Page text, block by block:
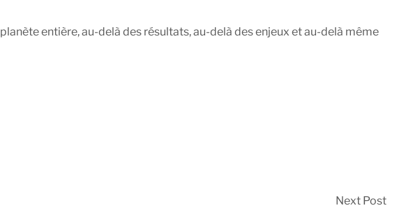
entière, au-delà des résultats, au-delà des enjeux et au-delà même
Next Post